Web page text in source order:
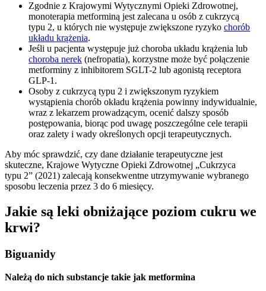
Zgodnie z Krajowymi Wytycznymi Opieki Zdrowotnej,
monoterapia metforminą jest zalecana u osób z cukrzycą
typu 2, u których nie występuje zwiększone ryzyko chorób
układu krążenia.
Jeśli u pacjenta występuje już choroba układu krążenia lub
choroba nerek (nefropatia), korzystne może być połączenie
metforminy z inhibitorem SGLT-2 lub agonistą receptora
GLP-1.
Osoby z cukrzycą typu 2 i zwiększonym ryzykiem
wystąpienia chorób okładu krążenia powinny indywidualnie,
wraz z lekarzem prowadzącym, ocenić dalszy sposób
postępowania, biorąc pod uwagę poszczególne cele terapii
oraz zalety i wady określonych opcji terapeutycznych.
Aby móc sprawdzić, czy dane działanie terapeutyczne jest
skuteczne, Krajowe Wytyczne Opieki Zdrowotnej „Cukrzyca
typu 2” (2021) zalecają konsekwentne utrzymywanie wybranego
sposobu leczenia przez 3 do 6 miesięcy.
Jakie są leki obniżające poziom cukru we
krwi?
Biguanidy
Należą do nich substancje takie jak metformina